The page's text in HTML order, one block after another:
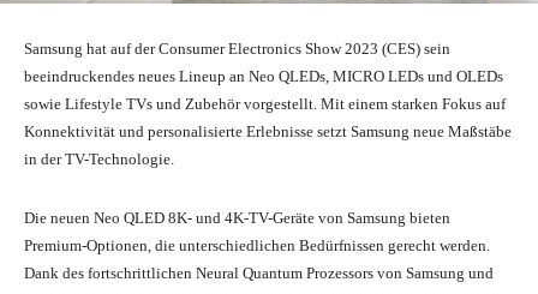
Samsung hat auf der Consumer Electronics Show 2023 (CES) sein
beeindruckendes neues Lineup an Neo QLEDs, MICRO LEDs und OLEDs
sowie Lifestyle TVs und Zubehör vorgestellt. Mit einem starken Fokus auf
Konnektivität und personalisierte Erlebnisse setzt Samsung neue Maßstäbe
in der TV-Technologie.
Die neuen Neo QLED 8K- und 4K-TV-Geräte von Samsung bieten
Premium-Optionen, die unterschiedlichen Bedürfnissen gerecht werden.
Dank des fortschrittlichen Neural Quantum Prozessors von Samsung und